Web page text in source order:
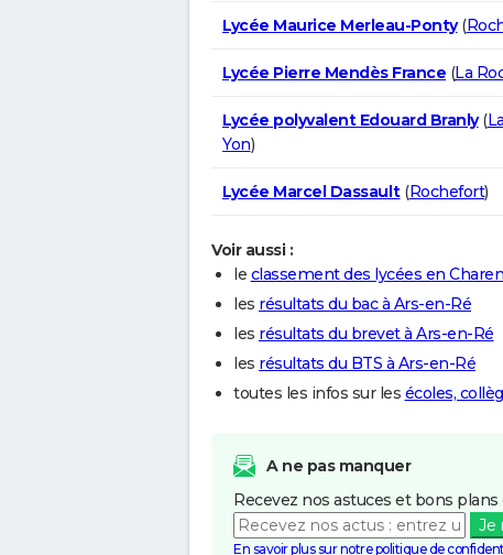
Lycée Maurice Merleau-Ponty(
Lycée Pierre Mendès France (La
Lycée polyvalent Edouard Branly(
Yon)
Lycée Marcel Dassault(Rochefort)
Voir aussi :
le classement des lycées en
les résultats du bac à Ars-en-Ré
les résultats du brevet à Ars-en-Ré
les résultats du BTS à Ars-en-Ré
toutes les infos sur les écoles,
A ne pas manquer
Recevez nos astuces et bons
Je
En savoir plus sur notre politique de